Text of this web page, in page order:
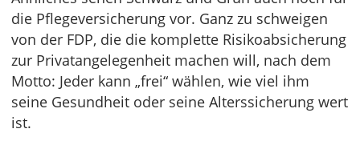
die Pflegeversicherung vor. Ganz zu schweigen
von der FDP, die die komplette Risikoabsicherung
zur Privatangelegenheit machen will, nach dem
Motto: Jeder kann „frei“ wählen, wie viel ihm
seine Gesundheit oder seine Alterssicherung wert
ist.